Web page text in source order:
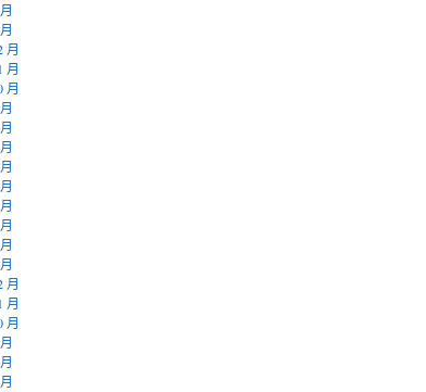
月
月
月
月
月
月